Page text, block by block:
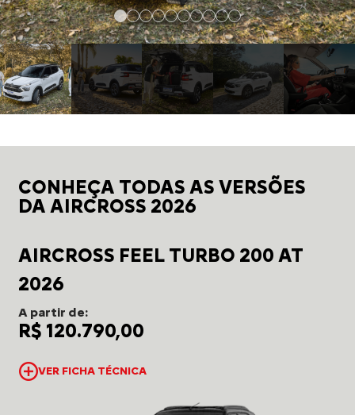
CONHEÇA TODAS AS VERSÕES
DA AIRCROSS 2026
AIRCROSS FEEL TURBO 200 AT
2026
A partir de:
R$ 120.790,00
VER FICHA TÉCNICA